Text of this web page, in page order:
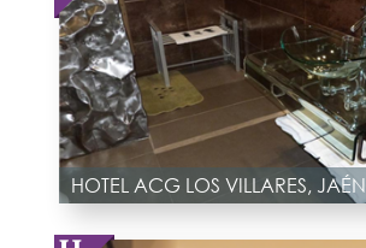
HOTEL ACG LOS VILLARES, JAÉN